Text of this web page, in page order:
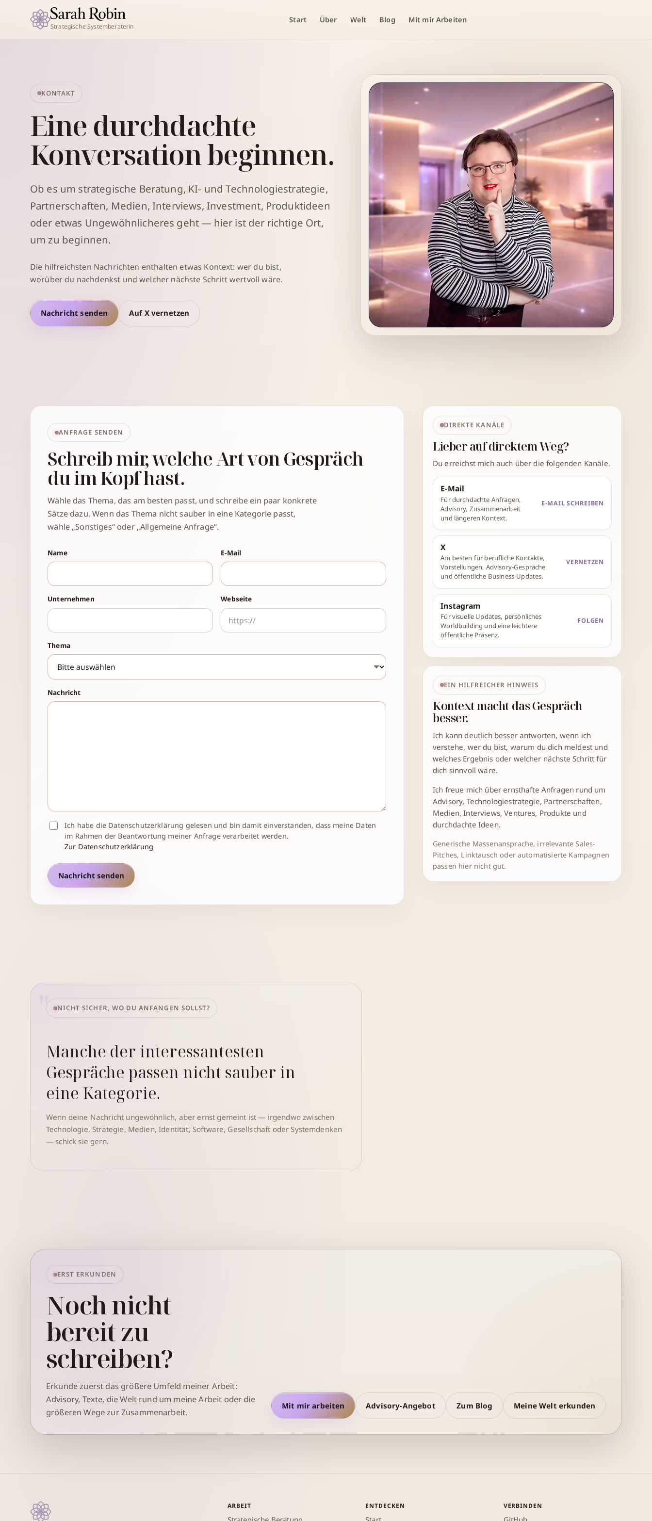
Strategische Systemberaterin
Start Über Welt Blog Mit mir Arbeiten
KONTAKT
Eine durchdachte
Konversation beginnen.
Ob es um strategische Beratung, KI- und Technologiestrategie,
Partnerschaften, Medien, Interviews, Investment, Produktideen
oder etwas Ungewöhnlicheres geht — hier ist der richtige Ort,
um zu beginnen.
Die hilfreichsten Nachrichten enthalten etwas Kontext: wer du bist,
worüber du nachdenkst und welcher nächste Schritt wertvoll wäre.
Nachricht senden Auf X vernetzen
ANFRAGE SENDEN
Schreib mir, welche Art von Gespräch
du im Kopf hast.
Wähle das Thema, das am besten passt, und schreibe ein paar konkrete
Sätze dazu. Wenn das Thema nicht sauber in eine Kategorie passt,
wähle „Sonstiges“ oder „Allgemeine Anfrage“.
Name E-Mail
Unternehmen Webseite
Thema
Nachricht
Ich habe die Datenschutzerklärung gelesen und bin damit einverstanden, dass meine Daten
im Rahmen der Beantwortung meiner Anfrage verarbeitet werden.
Zur Datenschutzerklärung
Nachricht senden
DIREKTE KANÄLE
Lieber auf direktem Weg?
Du erreichst mich auch über die folgenden Kanäle.
E-Mail
Für durchdachte Anfragen,
Advisory, Zusammenarbeit
und längeren Kontext.
E-MAIL SCHREIBEN
X
Am besten für berufliche Kontakte,
Vorstellungen, Advisory-Gespräche
und öffentliche Business-Updates.
VERNETZEN
Instagram
Für visuelle Updates, persönliches
Worldbuilding und eine leichtere
öffentliche Präsenz.
FOLGEN
EIN HILFREICHER HINWEIS
Kontext macht das Gespräch
besser.
Ich kann deutlich besser antworten, wenn ich
verstehe, wer du bist, warum du dich meldest und
welches Ergebnis oder welcher nächste Schritt für
dich sinnvoll wäre.
Ich freue mich über ernsthafte Anfragen rund um
Advisory, Technologiestrategie, Partnerschaften,
Medien, Interviews, Ventures, Produkte und
durchdachte Ideen.
Generische Massenansprache, irrelevante Sales-
Pitches, Linktausch oder automatisierte Kampagnen
passen hier nicht gut.
NICHT SICHER, WO DU ANFANGEN SOLLST?
Manche der interessantesten
Gespräche passen nicht sauber in
eine Kategorie.
Wenn deine Nachricht ungewöhnlich, aber ernst gemeint ist — irgendwo zwischen
Technologie, Strategie, Medien, Identität, Software, Gesellschaft oder Systemdenken
— schick sie gern.
ERST ERKUNDEN
Noch nicht
bereit zu
schreiben?
Erkunde zuerst das größere Umfeld meiner Arbeit:
Advisory, Texte, die Welt rund um meine Arbeit oder die
größeren Wege zur Zusammenarbeit.
Mit mir arbeiten Advisory-Angebot Zum Blog Meine Welt erkunden
ARBEIT ENTDECKEN VERBINDEN